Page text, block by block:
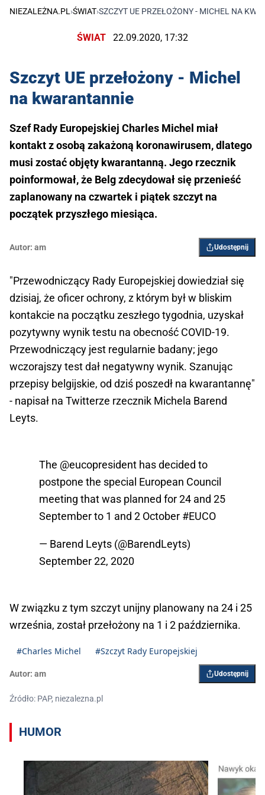
NIEZALEŻNA.PL›ŚWIAT›SZCZYT UE PRZEŁOŻONY - MICHEL NA
ŚWIAT 22.09.2020, 17:32
Szczyt UE przełożony - Michel
na kwarantannie
Szef Rady Europejskiej Charles Michel miał
kontakt z osobą zakażoną koronawirusem, dlatego
musi zostać objęty kwarantanną. Jego rzecznik
poinformował, że Belg zdecydował się przenieść
zaplanowany na czwartek i piątek szczyt na
początek przyszłego miesiąca.
Autor: am Udostępnij
"Przewodniczący Rady Europejskiej dowiedział się
dzisiaj, że oficer ochrony, z którym był w bliskim
kontakcie na początku zeszłego tygodnia, uzyskał
pozytywny wynik testu na obecność COVID-19.
Przewodniczący jest regularnie badany; jego
wczorajszy test dał negatywny wynik. Szanując
przepisy belgijskie, od dziś poszedł na kwarantannę"
- napisał na Twitterze rzecznik Michela Barend
Leyts.
The @eucopresident has decided to
postpone the special European Council
meeting that was planned for 24 and 25
September to 1 and 2 October #EUCO
— Barend Leyts (@BarendLeyts)
September 22, 2020
W związku z tym szczyt unijny planowany na 24 i 25
września, został przełożony na 1 i 2 października.
#Charles Michel #Szczyt Rady Europejskiej
Autor: am Udostępnij
Źródło: PAP, niezalezna.pl
HUMOR